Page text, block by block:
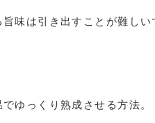
味は引き出すことが難しい
ゆっくり熟成させる方法。